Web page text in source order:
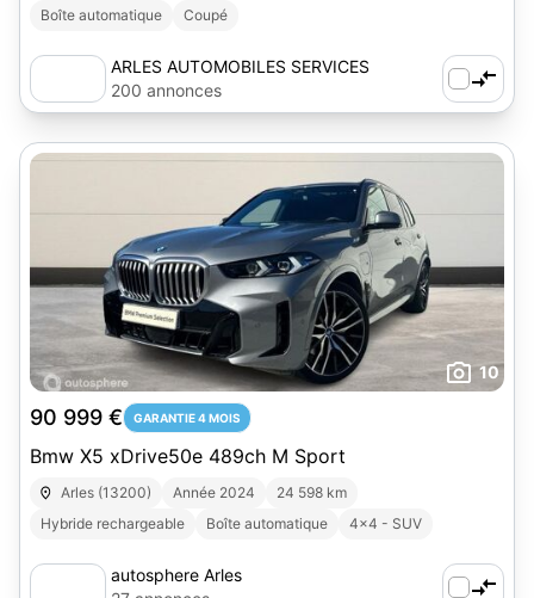
Boîte automatique
Coupé
ARLES AUTOMOBILES SERVICES
200 annonces
10
90 999 € GARANTIE 4 MOIS
Bmw X5 xDrive50e 489ch M Sport
Arles (13200) Année 2024
24 598 km
Hybride rechargeable
Boîte automatique 4x4 - SUV
autosphere Arles